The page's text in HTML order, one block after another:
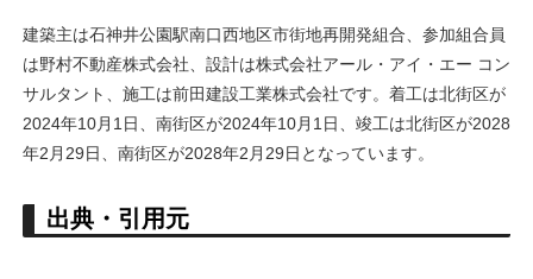
建築主は石神井公園駅南口西地区市街地再開発組合、参加組合員
は野村不動産株式会社、設計は株式会社アール・アイ・エー コン
サルタント、施工は前田建設工業株式会社です。着工は北街区が
2024年10月1日、南街区が2024年10月1日、竣工は北街区が2028
年2月29日、南街区が2028年2月29日となっています。
出典・引用元